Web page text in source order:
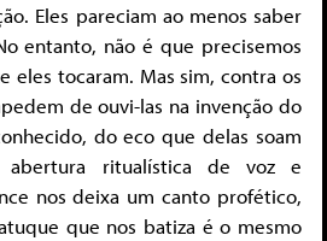
Eles pareciam ao menos saber
entanto, não é que precisemos
eles tocaram. Mas sim, contra os
de ouvi-las na invenção do
do eco que delas soam
abertura ritualística de voz e
nos deixa um canto profético,
que nos batiza é o mesmo